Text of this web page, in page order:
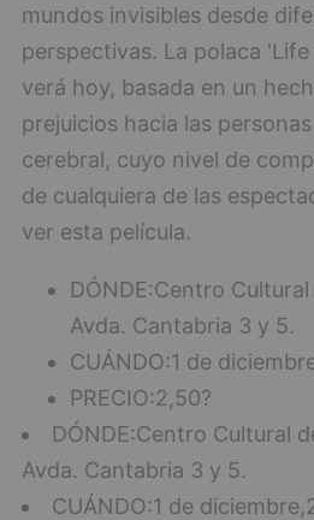
mundos invisibles desde
perspectivas. La polaca
verá hoy, basada en un
prejuicios hacia las
cerebral, cuyo nivel de
de cualquiera de las
ver esta película.
DÓNDE:Centro
Avda. Cantabria 3 y 5.
CUÁNDO:1 de
PRECIO:2,50?
DÓNDE:Centro Cultural
Avda. Cantabria 3 y 5.
CUÁNDO:1 de